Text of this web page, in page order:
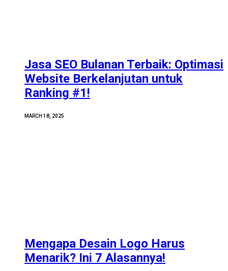
Jasa SEO Bulanan Terbaik: Optimasi
Website Berkelanjutan untuk
Ranking #1!
MARCH 18, 2025
Mengapa Desain Logo Harus
Menarik? Ini 7 Alasannya!